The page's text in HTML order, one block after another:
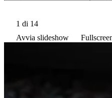
1 di 14
Avvia slideshow